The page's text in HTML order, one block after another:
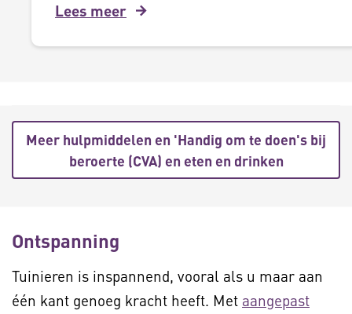
Lees meer
Meer hulpmiddelen en 'Handig om te doen's bij
beroerte (CVA) en eten en drinken
Ontspanning
Tuinieren is inspannend, vooral als u maar aan
één kant genoeg kracht heeft. Met aangepast